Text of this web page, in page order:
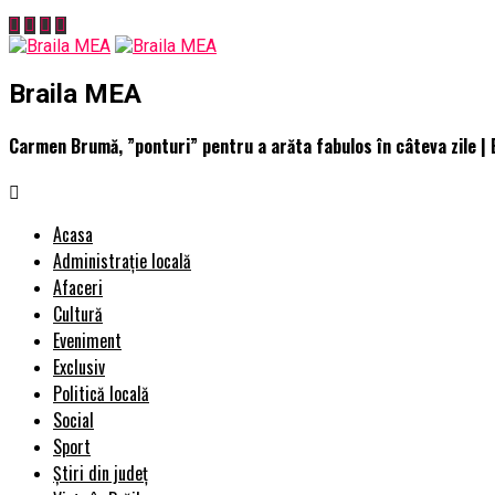
Braila MEA
Carmen Brumă, ”ponturi” pentru a arăta fabulos în câteva zile |
Acasa
Administrație locală
Afaceri
Cultură
Eveniment
Exclusiv
Politică locală
Social
Sport
Știri din județ